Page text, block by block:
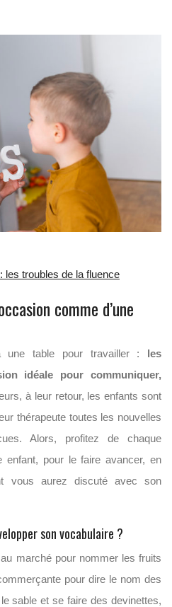
les troubles de la fluence
comme d’une
une table pour travailler : les
idéale pour communiquer,
à leur retour, les enfants sont
thérapeute toutes les nouvelles
Alors, profitez de chaque
enfant, pour le faire avancer, en
vous aurez discuté avec son
son vocabulaire ?
au marché pour nommer les fruits
pour dire le nom des
sable et se faire des devinettes,